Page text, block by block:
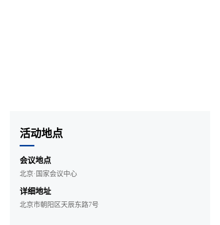
活动地点
会议地点
北京·国家会议中心
详细地址
北京市朝阳区天辰东路7号